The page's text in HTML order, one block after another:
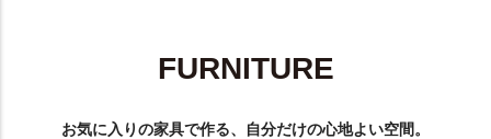
FURNITURE
お気に入りの家具で作る、自分だけの心地よい空間。